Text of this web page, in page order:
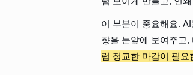
이 부분이 중요해요.
향을 눈앞에 보여주고
럼 정교한 마감이 필